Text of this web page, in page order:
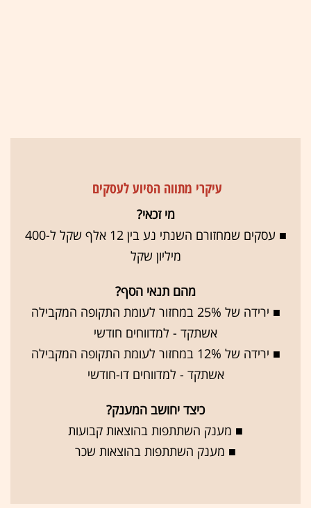
עיקרי מתווה הסיוע לעסקים
מי זכאי?
■ עסקים שמחזורם השנתי נע בין 12 אלף שקל ל-400
מיליון שקל
מהם תנאי הסף?
■ ירידה של 25% במחזור לעומת התקופה המקבילה
אשתקד - למדווחים חודשי
■ ירידה של 12% במחזור לעומת התקופה המקבילה
אשתקד - למדווחים דו-חודשי
כיצד יחושב המענק?
■ מענק השתתפות בהוצאות קבועות
■ מענק השתתפות בהוצאות שכר